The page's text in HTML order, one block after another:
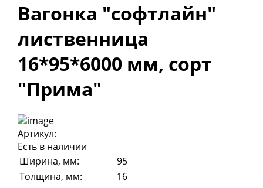
Вагонка "софтлайн"
лиственница
16*95*6000 мм, сорт
"Прима"
Артикул:
Есть в наличии
Ширина, мм:
95
Толщина, мм:
16